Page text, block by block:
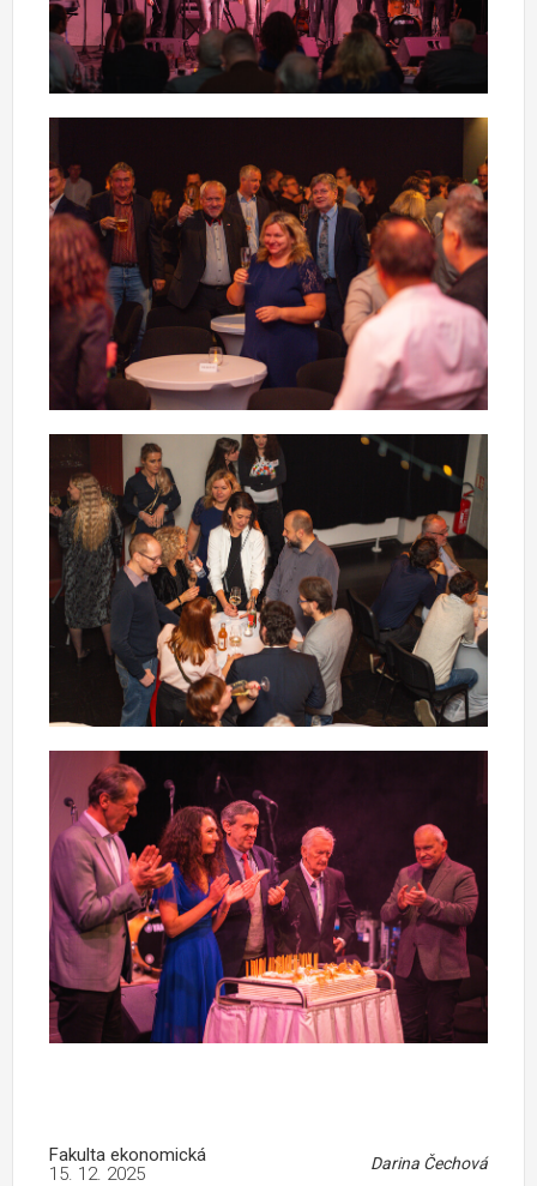
Fakulta ekonomická Darina Čechová
15. 12. 2025